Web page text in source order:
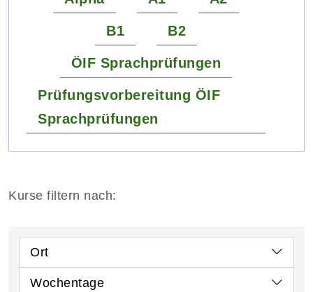
B1 B2
ÖIF Sprachprüfungen
Prüfungsvorbereitung ÖIF
Sprachprüfungen
Kurse filtern nach:
Ort
Wochentage